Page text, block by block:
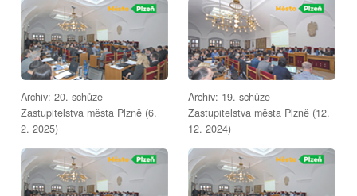
Archiv: 20. schůze
Zastupitelstva města Plzně (6.
2. 2025)
Archiv: 19. schůze
Zastupitelstva města Plzně (12.
12. 2024)